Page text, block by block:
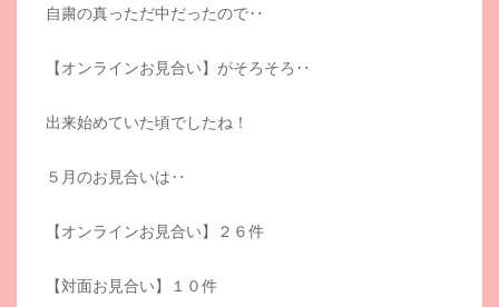
自粛の真っただ中だったので‥
【オンラインお見合い】がそろそろ‥
出来始めていた頃でしたね！
５月のお見合いは‥
【オンラインお見合い】２６件
【対面お見合い】１０件